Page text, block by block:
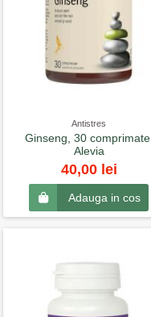
Antistres
Ginseng, 30 comprimate,
Alevia
40,00 lei
Adauga in cos